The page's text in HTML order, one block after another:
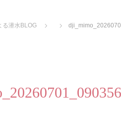
る潜水BLOG